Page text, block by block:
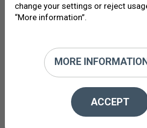
La rétine est l'une des
métaboliques subis par
diabétiques.
Au cours de la vie d'un
diabétique, la maladie
change your settings or reject
“More information”.
MORE
ACCEPT